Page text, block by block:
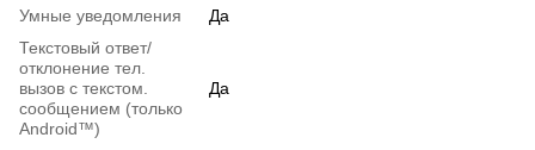
Умные уведомления
Да
Текстовый ответ/
отклонение тел.
вызов с текстом.
сообщением (только
Android™)
Да